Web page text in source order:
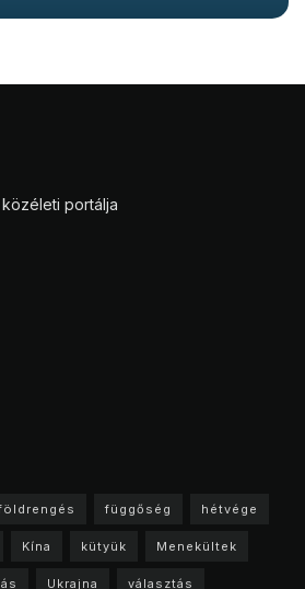
portálja
függőség hétvége
Kína kütyük Menekültek
Ukrajna választás